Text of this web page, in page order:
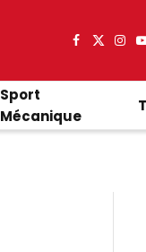
Facebook
X
Sport
Mécanique